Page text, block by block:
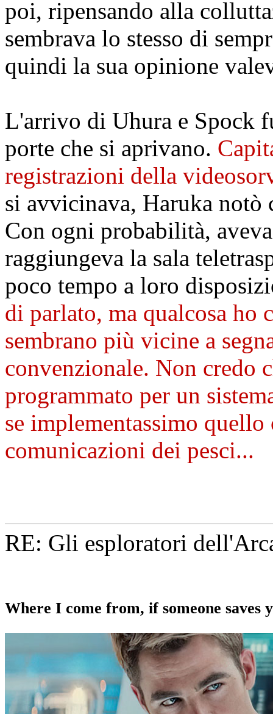
poi, ripensando alla
sembrava lo stesso di
quindi la sua opinione
L'arrivo di Uhura e Spock
porte che si aprivano.
registrazioni della
si avvicinava, Haruka notò
Con ogni probabilità,
raggiungeva la sala
poco tempo a loro
di parlato, ma qualcosa ho
sembrano più vicine a
convenzionale. Non credo
programmato per un
se implementassimo
comunicazioni dei pesci...
RE: Gli esploratori
Where I come from, if someone